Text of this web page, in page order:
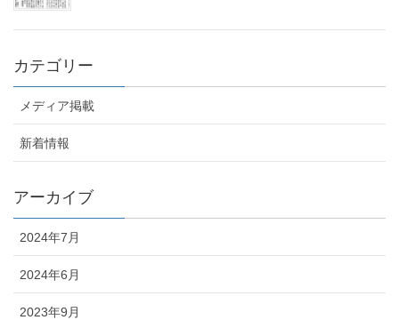
カテゴリー
メディア掲載
新着情報
アーカイブ
2024年7月
2024年6月
2023年9月